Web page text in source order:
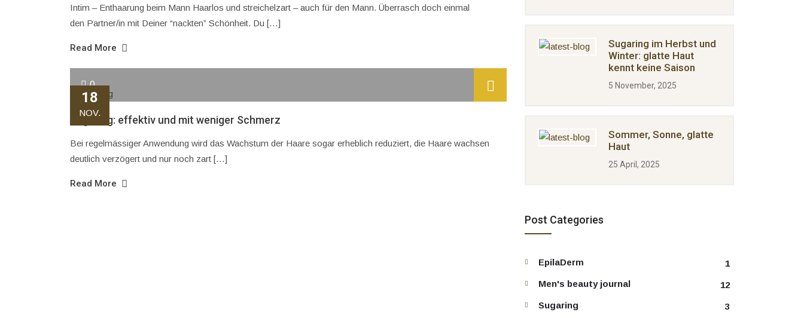
Intim – Enthaarung beim Mann Haarlos und streichelzart – auch für den Mann. Überrasch doch einmal
den Partner/in mit Deiner “nackten” Schönheit. Du […]
Read More
0
18
NOV.
Sugaring: effektiv und mit weniger Schmerz
Bei regelmässiger Anwendung wird das Wachstum der Haare sogar erheblich reduziert, die Haare wachsen
deutlich verzögert und nur noch zart […]
Read More
Sugaring im Herbst und
Winter: glatte Haut
kennt keine Saison
5 November, 2025
Sommer, Sonne, glatte
Haut
25 April, 2025
Post Categories
EpilaDerm
1
Men's beauty journal
12
Sugaring
3